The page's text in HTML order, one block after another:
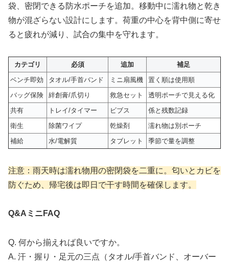
袋、密閉できる防水ポーチを追加。移動中に濡れ物と乾き
物が混ざらない設計にします。荷重の中心を背中側に寄せ
ると疲れが減り、試合の集中を守れます。
カテゴリ 必須 追加
補足
ベンチ即効
タオル/手首バンド ミニ扇風機
置く順は使用順
バッグ保険
絆創膏/爪切り 救急セット
透明ポーチで見える化
共有
トレイ/タイマー ビブス
係と残数記録
衛生
除菌ワイプ 乾燥剤
濡れ物は別ポーチ
補給
水/電解質 タブレット 季節で量を調整
注意：雨天時は濡れ物用の密閉袋を二重に。匂いとカビを
防ぐため、帰宅後は即日で干す時間を確保します。
Q&AミニFAQ
Q. 何から揃えれば良いですか。
A. 汗・握り・足元の三点（タオル/手首バンド、オーバー